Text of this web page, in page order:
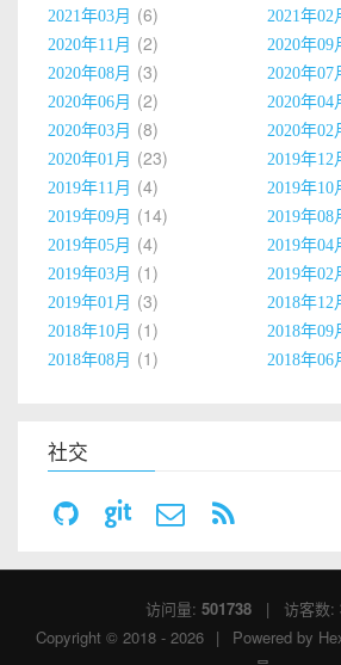
2021年03月 6 2021年02
2020年11月 2 2020年09
2020年08月 3 2020年07
2020年06月 2 2020年04
2020年03月 8 2020年02
2020年01月 23 2019年12
2019年11月 4 2019年10
2019年09月 14 2019年08
2019年05月 4 2019年04
2019年03月 1 2019年02
2019年01月 3 2018年12
2018年10月 1 2018年09
2018年08月 1 2018年06
社交
访问量: 501738| 访客数:
Copyright © 2018 - 2026 | Powered by